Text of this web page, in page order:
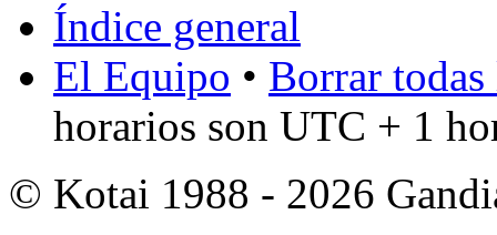
Índice general
El Equipo • Borrar
horarios son UTC + 1
© Kotai 1988 - 2026